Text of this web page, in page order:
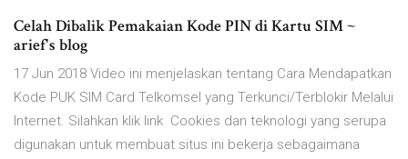
Celah Dibalik Pemakaian Kode PIN di Kartu SIM ~
arief's blog
17 Jun 2018 Video ini menjelaskan tentang Cara Mendapatkan
Kode PUK SIM Card Telkomsel yang Terkunci/Terblokir Melalui
Internet. Silahkan klik link Cookies dan teknologi yang serupa
digunakan untuk membuat situs ini bekerja sebagaimana